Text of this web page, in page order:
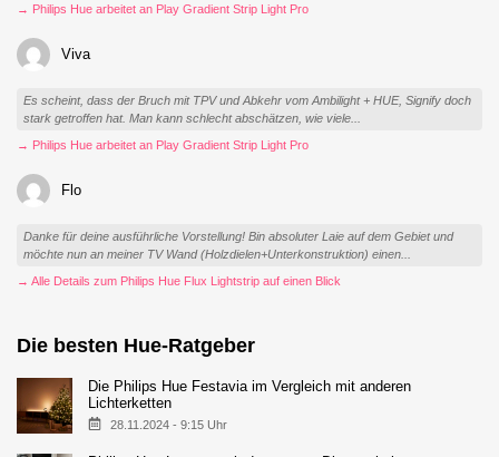
→ Philips Hue arbeitet an Play Gradient Strip Light Pro
Viva
Es scheint, dass der Bruch mit TPV und Abkehr vom Ambilight + HUE, Signify doch
stark getroffen hat. Man kann schlecht abschätzen, wie viele...
→ Philips Hue arbeitet an Play Gradient Strip Light Pro
Flo
Danke für deine ausführliche Vorstellung! Bin absoluter Laie auf dem Gebiet und
möchte nun an meiner TV Wand (Holzdielen+Unterkonstruktion) einen...
→ Alle Details zum Philips Hue Flux Lightstrip auf einen Blick
Die besten Hue-Ratgeber
Die Philips Hue Festavia im Vergleich mit anderen
Lichterketten
28.11.2024 - 9:15 Uhr